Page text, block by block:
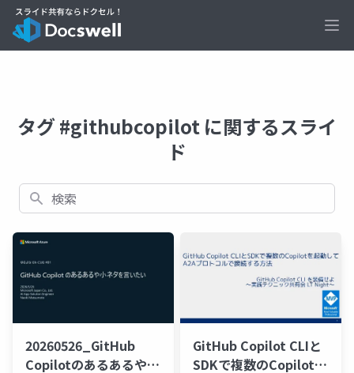
タグ #githubcopilot に関するスライ
ド
検索
20260526_GitHub
Copilotのあるあるや小
GitHub Copilot CLIと
SDKで複数のCopilotを